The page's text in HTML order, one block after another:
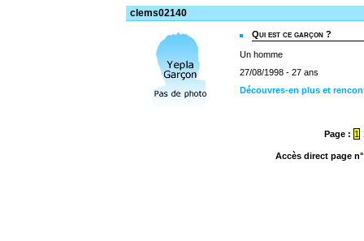
clems02140
Qui est ce garçon ?
Un homme
27/08/1998 - 27 ans
Découvres-en plus et
Page : 1
Accès direct page